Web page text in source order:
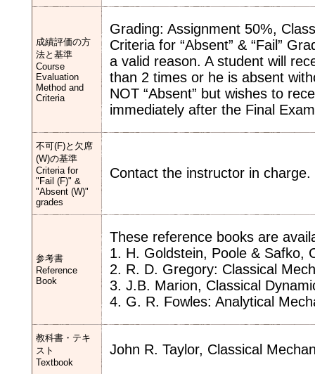
成績評価の方
法と基準
Course
Evaluation
Method and
Criteria
Grading: Assignment 50%,
Criteria for “Absent” & “Fail”
a valid reason. A student will
than 2 times or he is absent
NOT “Absent” but wishes to
immediately after the Final
不可(F)と欠席
(W)の基準
Criteria for
"Fail (F)" &
"Absent (W)"
grades
Contact the instructor in charge.
参考書
Reference
Book
These reference books are
1. H. Goldstein, Poole & Safko,
2. R. D. Gregory: Classical
3. J.B. Marion, Classical
4. G. R. Fowles: Analytical
教科書・テキ
スト
Textbook
John R. Taylor, Classical